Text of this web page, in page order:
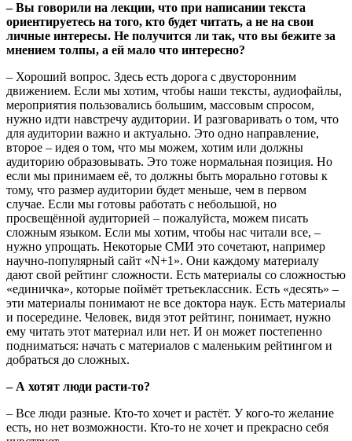
– Вы говорили на лекции, что при написании текста
ориентируетесь на того, кто будет читать, а не на свои
личные интересы. Не получится ли так, что вы бежите за
мнением толпы, а ей мало что интересно?
– Хороший вопрос. Здесь есть дорога с двусторонним
движением. Если мы хотим, чтобы наши тексты, аудиофайлы,
мероприятия пользовались большим, массовым спросом,
нужно идти навстречу аудитории. И разговаривать о том, что
для аудитории важно и актуально. Это одно направление,
второе – идея о том, что мы можем, хотим или должны
аудиторию образовывать. Это тоже нормальная позиция. Но
если мы принимаем её, то должны быть морально готовы к
тому, что размер аудитории будет меньше, чем в первом
случае. Если мы готовы работать с небольшой, но
просвещённой аудиторией – пожалуйста, можем писать
сложным языком. Если мы хотим, чтобы нас читали все, –
нужно упрощать. Некоторые СМИ это сочетают, например
научно-популярный сайт «N+1». Они каждому материалу
дают свой рейтинг сложности. Есть материалы со сложностью
«единичка», которые поймёт третьеклассник. Есть «десять» –
эти материалы понимают не все доктора наук. Есть материалы
и посередине. Человек, видя этот рейтинг, понимает, нужно
ему читать этот материал или нет. И он может постепенно
подниматься: начать с материалов с маленьким рейтингом и
добраться до сложных.
– А хотят люди расти-то?
– Все люди разные. Кто-то хочет и растёт. У кого-то желание
есть, но нет возможности. Кто-то не хочет и прекрасно себя